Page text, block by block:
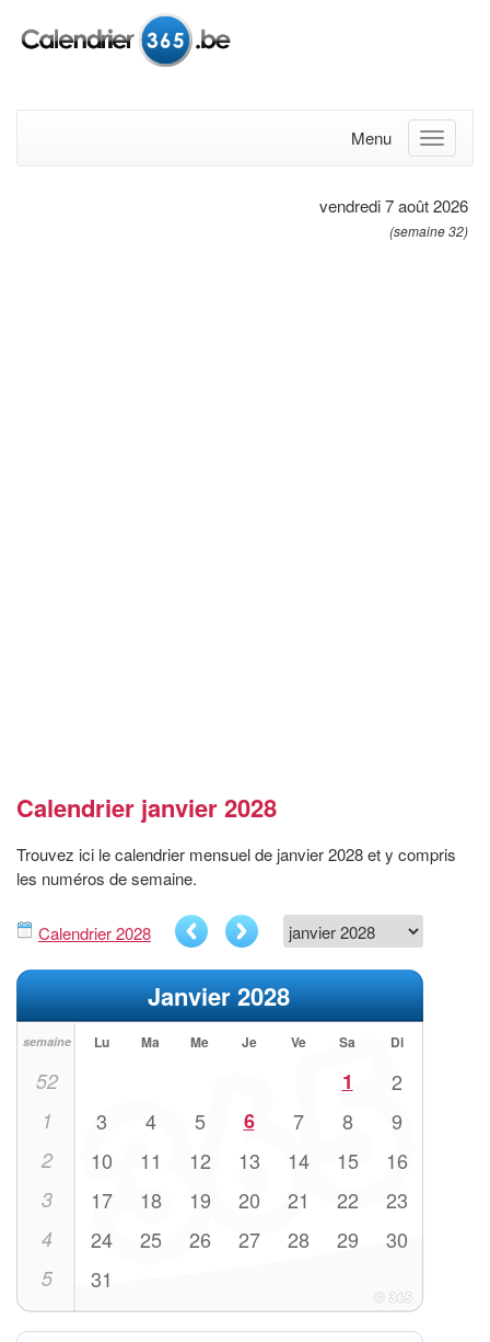
Menu
vendredi 7 août 2026
(semaine 32)
Calendrier janvier 2028
Trouvez ici le calendrier mensuel de janvier 2028 et y compris
les numéros de semaine.
Calendrier 2028
Janvier 2028
semaine Lu Ma Me Je Ve Sa Di
52 1 2
1 3 4 5 6 7 8 9
2 10 11 12 13 14 15 16
3 17 18 19 20 21 22 23
4 24 25 26 27 28 29 30
5 31